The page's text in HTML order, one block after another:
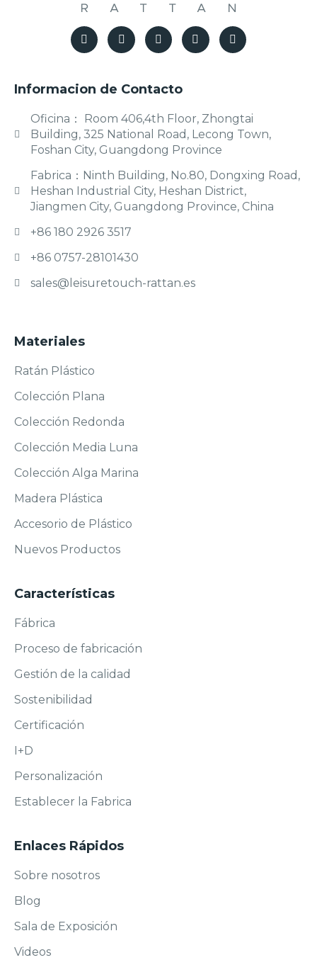
Informacion de Contacto
Oficina： Room 406,4th Floor, Zhongtai
Building, 325 National Road, Lecong Town,
Foshan City, Guangdong Province
Fabrica：Ninth Building, No.80, Dongxing Road,
Heshan Industrial City, Heshan District,
Jiangmen City, Guangdong Province, China
+86 180 2926 3517
+86 0757-28101430
sales@leisuretouch-rattan.es
Materiales
Ratán Plástico
Colección Plana
Colección Redonda
Colección Media Luna
Colección Alga Marina
Madera Plástica
Accesorio de Plástico
Nuevos Productos
Características
Fábrica
Proceso de fabricación
Gestión de la calidad
Sostenibilidad
Certificación
I+D
Personalización
Establecer la Fabrica
Enlaces Rápidos
Sobre nosotros
Blog
Sala de Exposición
Videos